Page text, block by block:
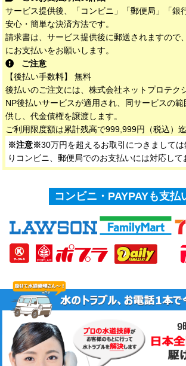
サービス提供後、「コンビニ」「郵便局」「銀
安心・簡単な決済方法です。
請求書は、サービス提供後に郵送されますので
にお支払いをお願いします。
ご注意
【後払い手数料】 無料
後払いのご注文には、株式会社ネットプロテク
NP後払いサービスが適用され、同サービスの
供し、代金債権を譲渡します。
ご利用限度額は累計残高で999,999円（税込）迄
※注意※30万円を超えるお取引につきまして
りコンビニ、郵便局でのお支払いには対応して
コンビニ・PAYPAYも支払
9